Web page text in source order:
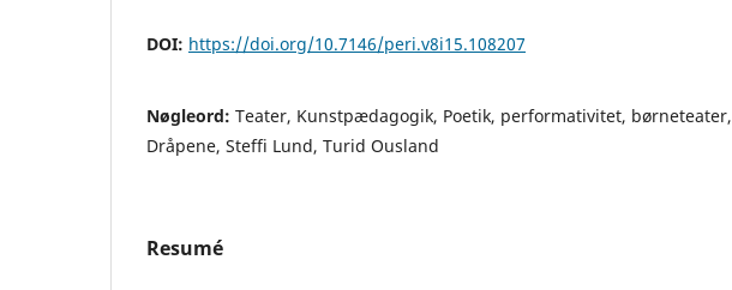
DOI: https://doi.org/10.7146/peri.v8i15.108207
Nøgleord: Teater, Kunstpædagogik, Poetik, performativitet, børneteater,
Dråpene, Steffi Lund, Turid Ousland
Resumé